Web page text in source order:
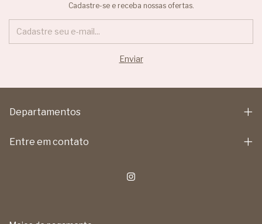
Cadastre-se e receba nossas ofertas.
Departamentos
Entre em contato